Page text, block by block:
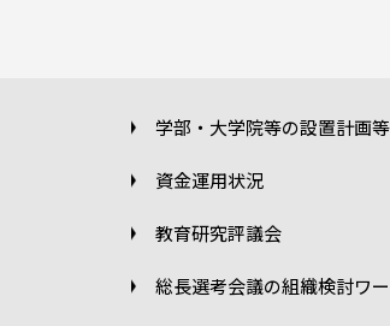
学部・大学院等の設置計画等
資金運用状況
教育研究評議会
総長選考会議の組織検討ワ